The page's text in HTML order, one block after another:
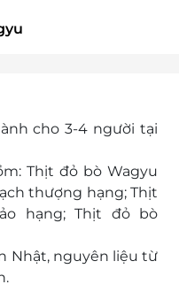
cho 3-4 người tại
Thịt đỏ bò Wagyu
thượng hạng; Thịt
hạng; Thịt đỏ bò
Nhật, nguyên liệu từ